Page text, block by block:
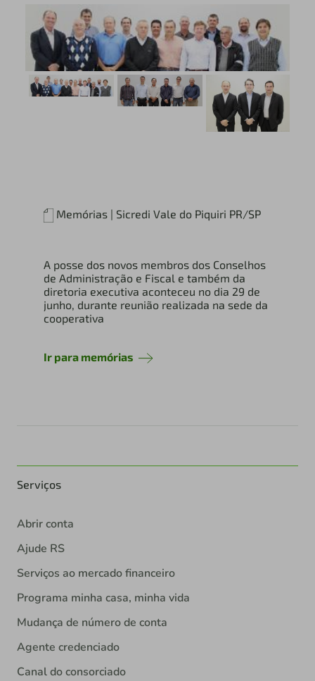
Memórias | Sicredi Vale do Piquiri PR/SP
A posse dos novos membros dos Conselhos
de Administração e Fiscal e também da
diretoria executiva aconteceu no dia 29 de
junho, durante reunião realizada na sede da
cooperativa
Ir para memórias
Serviços
Abrir conta
Ajude RS
Serviços ao mercado financeiro
Programa minha casa, minha vida
Mudança de número de conta
Agente credenciado
Canal do consorciado